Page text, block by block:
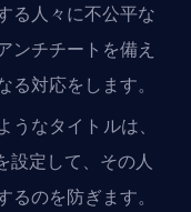
る人々に不公平な
ンチチートを備え
対応をします。
なタイトルは、
設定して、その人
のを防ぎます。